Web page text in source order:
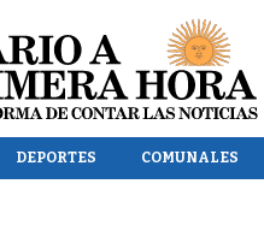
DEPORTES COMUNALES